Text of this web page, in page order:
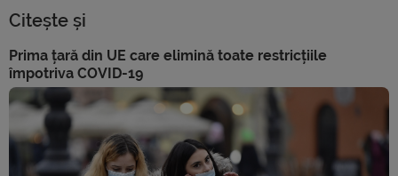
Citește și
Prima țară din UE care elimină toate restricțiile
împotriva COVID-19